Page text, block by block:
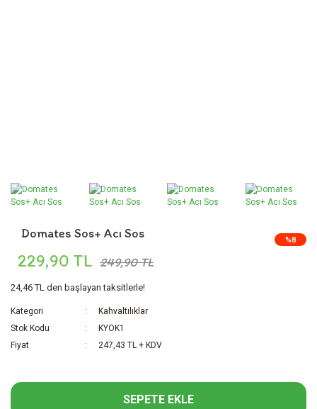
Domates Sos+ Acı Sos %8
229,90 TL 249,90 TL
24,46 TL den başlayan taksitlerle!
Kategori
Kahvaltılıklar
Stok Kodu
KYOK1
Fiyat
247,43 TL + KDV
SEPETE EKLE